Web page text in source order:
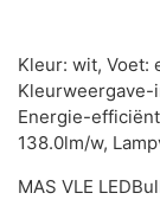
Kleur: wit, Voet:
Kleurweergave-
Energie-
138.0lm/w,
MAS VLE